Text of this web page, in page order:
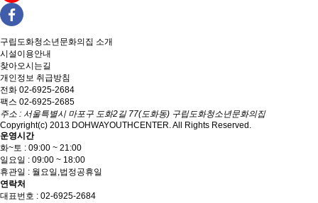
구립도화청소년문화의집 소개
시설이용안내
찾아오시는길
개인정보 취급방침
전화 02-6925-2684
팩스 02-6925-2685
주소 : 서울특별시 마포구 도화2길 77(도화동) 구립도화청소년문화의집
Copyright(c) 2013 DOHWAYOUTHCENTER. All Rights Reserved.
운영시간
화~토 : 09:00 ~ 21:00
일요일 : 09:00 ~ 18:00
휴관일 : 월요일,법정공휴일
연락처
대표번호 : 02-6925-2684